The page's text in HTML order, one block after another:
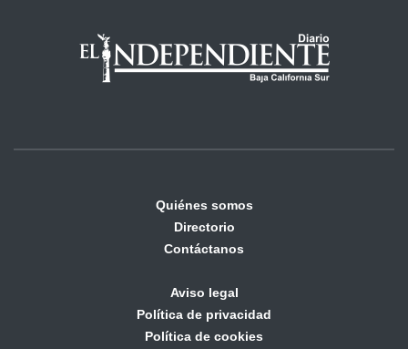
Quiénes somos
Directorio
Contáctanos
Aviso legal
Política de privacidad
Política de cookies